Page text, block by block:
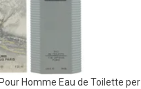
Homme Eau de Toilette per